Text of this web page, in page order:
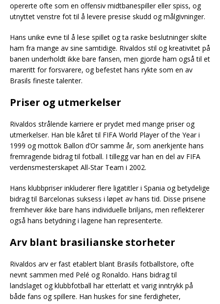
opererte ofte som en offensiv midtbanespiller eller spiss, og
utnyttet venstre fot til å levere presise skudd og målgivninger.
Hans unike evne til å lese spillet og ta raske beslutninger skilte
ham fra mange av sine samtidige. Rivaldos stil og kreativitet på
banen underholdt ikke bare fansen, men gjorde ham også til et
mareritt for forsvarere, og befestet hans rykte som en av
Brasils fineste talenter.
Priser og utmerkelser
Rivaldos strålende karriere er prydet med mange priser og
utmerkelser. Han ble kåret til FIFA World Player of the Year i
1999 og mottok Ballon d’Or samme år, som anerkjente hans
fremragende bidrag til fotball. I tillegg var han en del av FIFA
verdensmesterskapet All-Star Team i 2002.
Hans klubbpriser inkluderer flere ligatitler i Spania og betydelige
bidrag til Barcelonas suksess i løpet av hans tid. Disse prisene
fremhever ikke bare hans individuelle briljans, men reflekterer
også hans betydning i lagene han representerte.
Arv blant brasilianske storheter
Rivaldos arv er fast etablert blant Brasils fotballstore, ofte
nevnt sammen med Pelé og Ronaldo. Hans bidrag til
landslaget og klubbfotball har etterlatt et varig inntrykk på
både fans og spillere. Han huskes for sine ferdigheter,